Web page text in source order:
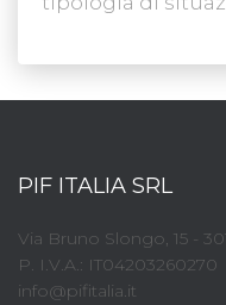
PIF ITALIA SRL
Via Bruno Slongo, 15 -
P. I.V.A.: IT04203260270
info@pifitalia.it